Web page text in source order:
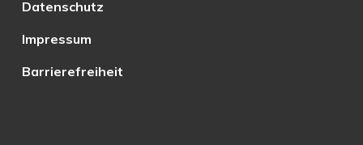
Datenschutz
Impressum
Barrierefreiheit